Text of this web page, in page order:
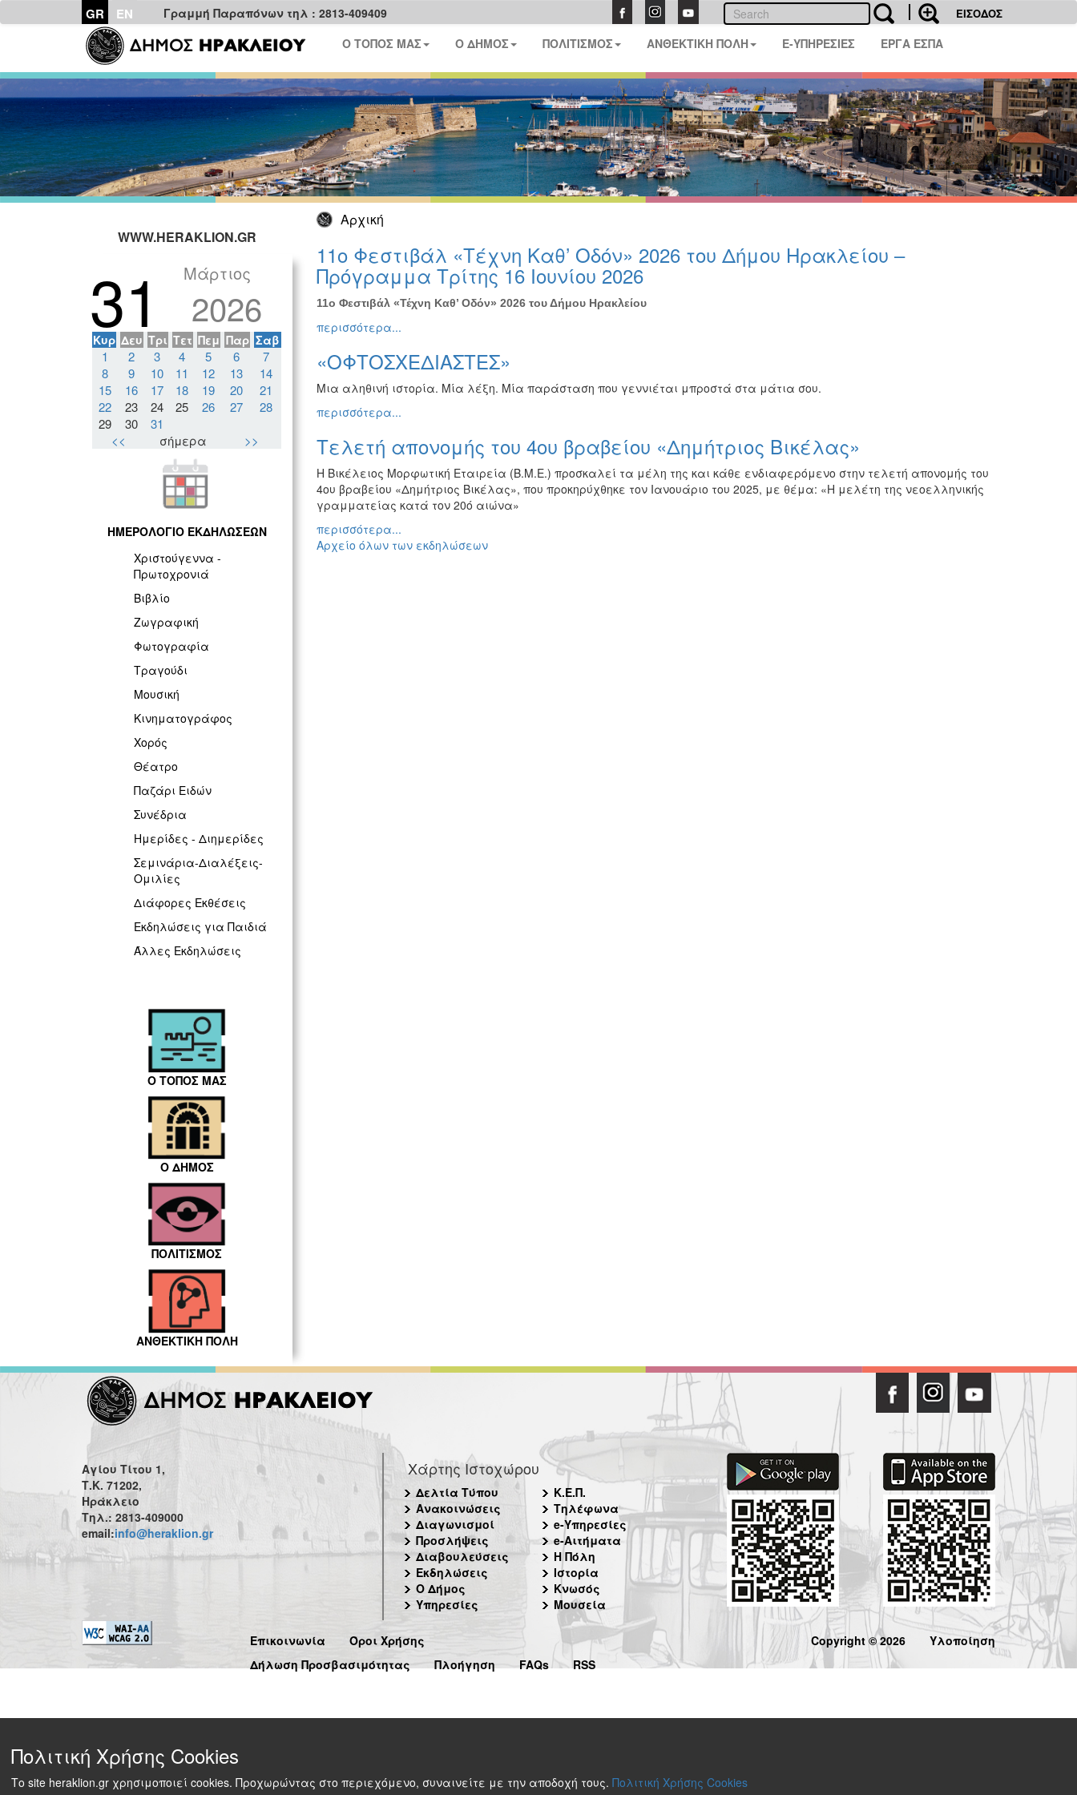
GR EN Γραμμή Παραπόνων τηλ : 2813-409409 ΕΙΣΟΔΟΣ
Ο ΤΟΠΟΣ ΜΑΣ Ο ΔΗΜΟΣ ΠΟΛΙΤΙΣΜΟΣ ΑΝΘΕΚΤΙΚΗ ΠΟΛΗ E-ΥΠΗΡΕΣΙΕΣ ΕΡΓΑ ΕΣΠΑ
Αρχική
WWW.HERAKLION.GR
31 Μάρτιος
2026
Κυρ Δευ Τρι Τετ Πεμ Παρ Σαβ
1 2 3 4 5 6
7
8
9 10 11 12 13
14
15
16 17 18 19 20
21
22
23 24 25 26 27
28
29
30
31
<<
σήμερα >>
ΗΜΕΡΟΛΟΓΙΟ ΕΚΔΗΛΩΣΕΩΝ
Χριστούγεννα -
Πρωτοχρονιά
Βιβλίο
Ζωγραφική
Φωτογραφία
Τραγούδι
Μουσική
Κινηματογράφος
Χορός
Θέατρο
Παζάρι Ειδών
Συνέδρια
Ημερίδες - Διημερίδες
Σεμινάρια-Διαλέξεις-
Ομιλίες
Διάφορες Εκθέσεις
Εκδηλώσεις για Παιδιά
Άλλες Εκδηλώσεις
Ο ΤΟΠΟΣ ΜΑΣ
Ο ΔΗΜΟΣ
ΠΟΛΙΤΙΣΜΟΣ
ΑΝΘΕΚΤΙΚΗ ΠΟΛΗ
11ο Φεστιβάλ «Τέχνη Καθ’ Οδόν» 2026 του Δήμου Ηρακλείου –
Πρόγραμμα Τρίτης 16 Ιουνίου 2026
11ο Φεστιβάλ «Τέχνη Καθ’ Οδόν» 2026 του Δήμου Ηρακλείου
περισσότερα...
«ΟΦΤΟΣΧΕΔΙΑΣΤΕΣ»
Μια αληθινή ιστορία. Μία λέξη. Μία παράσταση που γεννιέται μπροστά στα μάτια σου.
περισσότερα...
Τελετή απονομής του 4ου βραβείου «Δημήτριος Βικέλας»
Η Βικέλειος Μορφωτική Εταιρεία (Β.Μ.Ε.) προσκαλεί τα μέλη της και κάθε ενδιαφερόμενο στην τελετή απονομής του
4ου βραβείου «Δημήτριος Βικέλας», που προκηρύχθηκε τον Ιανουάριο του 2025, με θέμα: «Η μελέτη της νεοελληνικής
γραμματείας κατά τον 20ό αιώνα»
περισσότερα...
Αρχείο όλων των εκδηλώσεων
Αγίου Τίτου 1,
Τ.Κ. 71202,
Ηράκλειο
Τηλ.: 2813-409000
email:info@heraklion.gr
Χάρτης Ιστοχώρου
Δελτία Τύπου
Ανακοινώσεις
Διαγωνισμοί
Προσλήψεις
Διαβουλεύσεις
Εκδηλώσεις
Ο Δήμος
Υπηρεσίες
Κ.Ε.Π.
Τηλέφωνα
e-Υπηρεσίες
e-Αιτήματα
Η Πόλη
Ιστορία
Κνωσός
Μουσεία
Επικοινωνία
Όροι Χρήσης
Δήλωση Προσβασιμότητας
Πλοήγηση FAQs RSS
Copyright © 2026 Υλοποίηση
Πολιτική Χρήσης Cookies
Το site heraklion.gr χρησιμοποιεί cookies. Προχωρώντας στο περιεχόμενο, συναινείτε με την αποδοχή τους. Πολιτική Χρήσης Cookies